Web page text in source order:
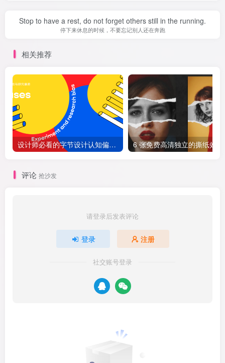
Stop to have a rest, do not forget others still in the running.
停下来休息的时候，不要忘记别人还在奔跑
相关推荐
设计师必看的字节设计认知偏差手册【第五节】
评论 抢沙发
请登录后发表评论
登录 注册
社交账号登录